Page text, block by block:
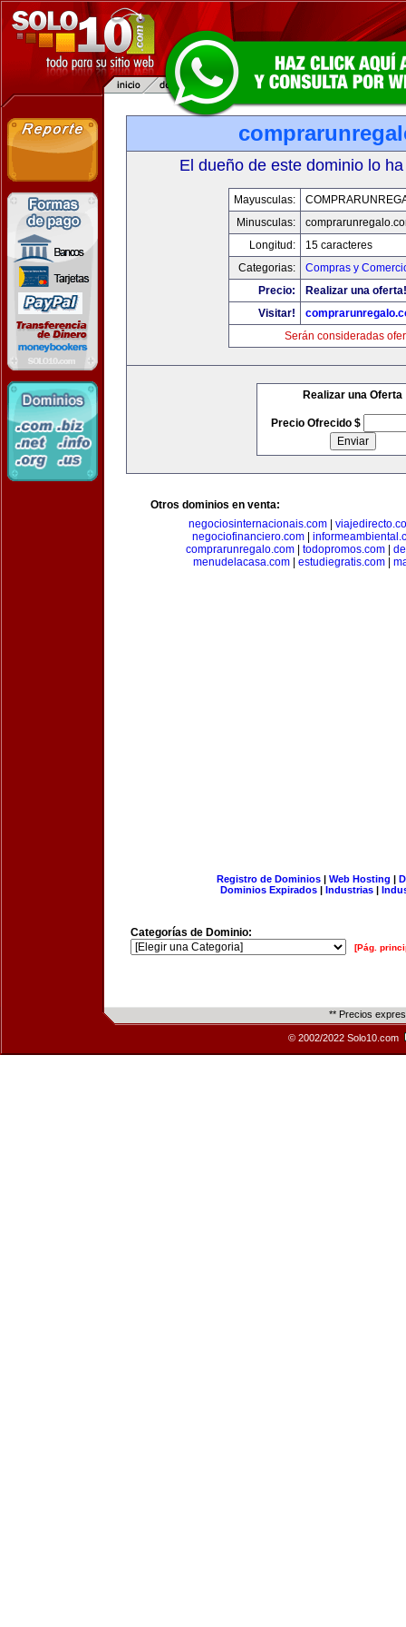
El dueño de este dominio lo
Mayusculas:
Minusculas:
Longitud:
15 caracteres
Categorias:
Compras y
Precio:
Realizar una oferta!
Visitar!
Serán consideradas
Realizar una Oferta
Precio Ofrecido $
Otros dominios en venta:
negociosinternacionais.com
negociofinanciero.com
comprarunregalo.com| todopromos.com|
menudelacasa.com
estudiegratis.com
Registro de Dominios| Web Hosting |
Dominios Expirados | Industrias |
Categorías de Dominio:
[Pág.
** Precios
© 2002/2022 Solo10.com